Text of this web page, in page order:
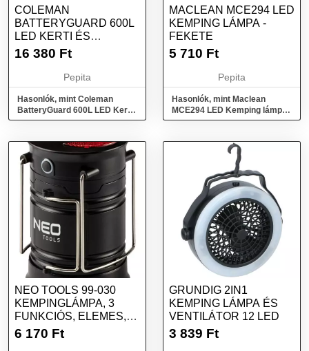
COLEMAN
BATTERYGUARD 600L
LED KERTI ÉS
KEMPING LÁMPA -
16 380 Ft
Pepita
Hasonlók, mint Coleman
BatteryGuard 600L LED Kerti
és kemping lámpa - Fekete
MACLEAN MCE294 LED
KEMPING LÁMPA -
FEKETE
5 710 Ft
Pepita
Hasonlók, mint Maclean
MCE294 LED Kemping lámpa -
Fekete
NEO TOOLS 99-030
KEMPINGLÁMPA, 3
FUNKCIÓS, ELEMES,
COB LED, FEKETE
6 170 Ft
GRUNDIG 2IN1
KEMPING LÁMPA ÉS
VENTILÁTOR 12 LED
3 839 Ft